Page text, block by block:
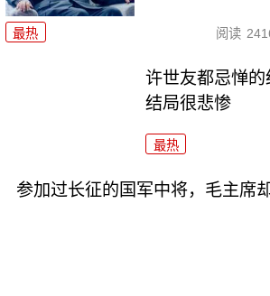
最热 阅读
许世友都忌惮的
结局很悲惨
最热
参加过长征的国军中将，毛主席